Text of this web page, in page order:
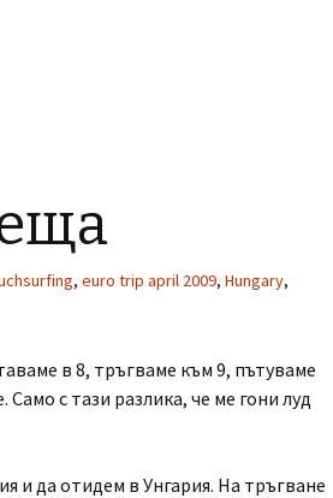
, euro trip april 2009, Hungary,
в 8, тръгваме към 9, пътуваме
с тази разлика, че ме гони луд
и да отидем в Унгария. На тръгване